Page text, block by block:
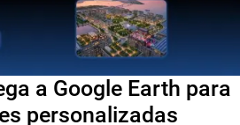
a Google Earth para
personalizadas